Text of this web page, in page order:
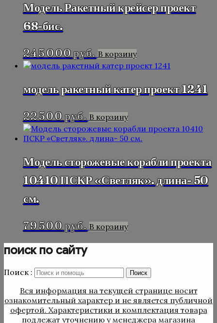
Модель Ракетный крейсер проект
68-бис.
245 000руб. В корзину
модель ракетный катер проект 1241
22 500руб. В корзину
Модель сторожевые корабли проекта
10410 ПСКР «Светляк». длина- 50
см.
79 500руб. В корзину
поиск по сайту
Поиск : Поиск
Вся информация на текущей странице носит
ознакомительный характер и не является публичной
офертой. Характеристики и комплектация товара
подлежат уточнению у менеджера магазина